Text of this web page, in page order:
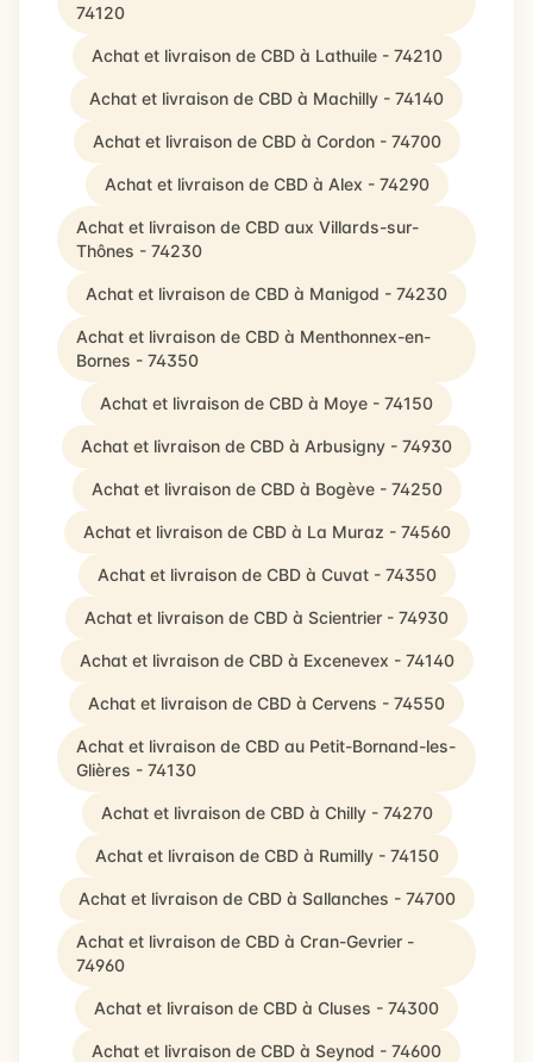
74120
Achat et livraison de CBD à Lathuile - 74210
Achat et livraison de CBD à Machilly - 74140
Achat et livraison de CBD à Cordon - 74700
Achat et livraison de CBD à Alex - 74290
Achat et livraison de CBD aux Villards-sur-
Thônes - 74230
Achat et livraison de CBD à Manigod - 74230
Achat et livraison de CBD à Menthonnex-en-
Bornes - 74350
Achat et livraison de CBD à Moye - 74150
Achat et livraison de CBD à Arbusigny - 74930
Achat et livraison de CBD à Bogève - 74250
Achat et livraison de CBD à La Muraz - 74560
Achat et livraison de CBD à Cuvat - 74350
Achat et livraison de CBD à Scientrier - 74930
Achat et livraison de CBD à Excenevex - 74140
Achat et livraison de CBD à Cervens - 74550
Achat et livraison de CBD au Petit-Bornand-les-
Glières - 74130
Achat et livraison de CBD à Chilly - 74270
Achat et livraison de CBD à Rumilly - 74150
Achat et livraison de CBD à Sallanches - 74700
Achat et livraison de CBD à Cran-Gevrier -
74960
Achat et livraison de CBD à Cluses - 74300
Achat et livraison de CBD à Seynod - 74600